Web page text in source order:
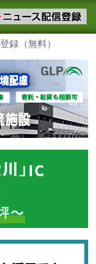
。物流ニュ
るテーマ
録（無料）